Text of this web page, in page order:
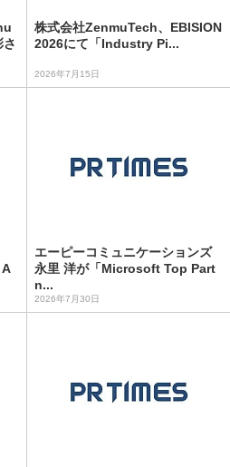
株式会社ZenmuTech、EBISION
2026にて「Industry Pi...
2026年7月15日
エーピーコミュニケーションズ
永里 洋が「Microsoft Top Part
n...
2026年7月30日